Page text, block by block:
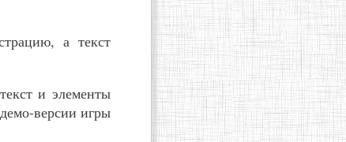
а текст
и элементы
версии игры